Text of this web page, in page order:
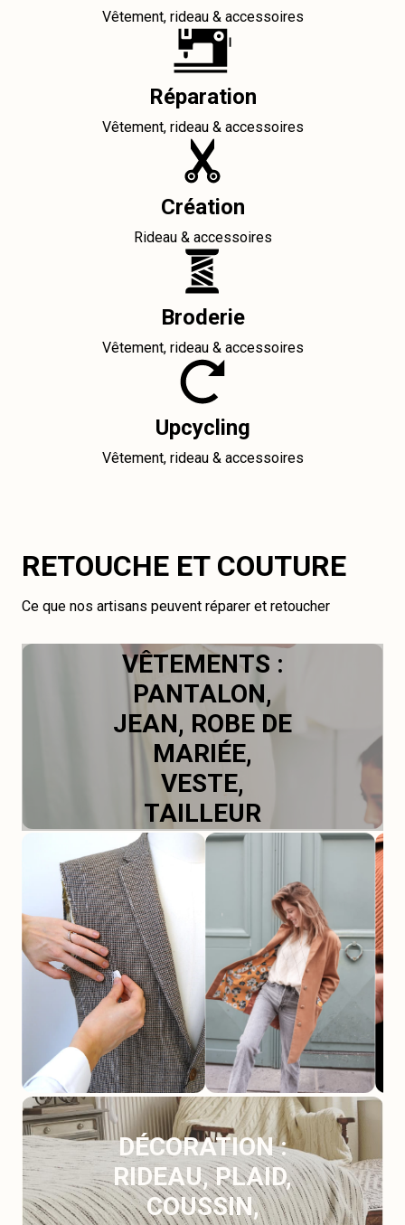
Vêtement, rideau & accessoires
Réparation
Vêtement, rideau & accessoires
Création
Rideau & accessoires
Broderie
Vêtement, rideau & accessoires
Upcycling
Vêtement, rideau & accessoires
RETOUCHE ET COUTURE
Ce que nos artisans peuvent réparer et retoucher
VÊTEMENTS :
PANTALON,
JEAN, ROBE DE
MARIÉE,
VESTE,
TAILLEUR
DÉCORATION :
RIDEAU, PLAID,
COUSSIN,